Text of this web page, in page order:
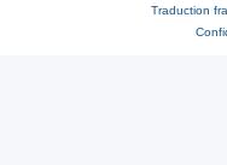
Traduction